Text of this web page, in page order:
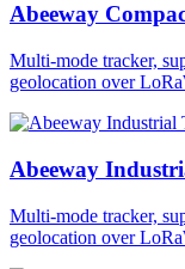
Abeeway
Multi-mode tracker,
geolocation over
Abeeway
Multi-mode tracker,
geolocation over